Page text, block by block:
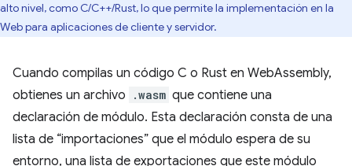
alto nivel, como C/C++/Rust, lo que permite la implementación en la
Web para aplicaciones de cliente y servidor.
Cuando compilas un código C o Rust en WebAssembly,
obtienes un archivo
.wasm que contiene una
declaración de módulo. Esta declaración consta de una
lista de “importaciones” que el módulo espera de su
entorno, una lista de exportaciones que este módulo